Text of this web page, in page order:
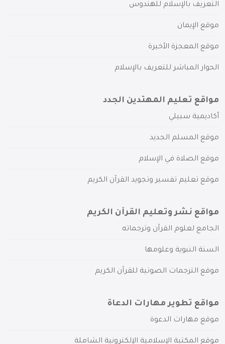
التعريف بالإسلام للهندوس
موقع الإيمان
موقع المعجزة الأخيرة
الحوار المباشر للتعريف بالإسلام
مواقع تعليم المهتدين الجدد
أكاديمية سبيلي
موقع المسلم الجديد
موقع الصلاة في الإسلام
موقع تعليم تفسير وتجويد القرآن الكريم
مواقع نشر وتعليم القرآن الكريم
الجامع لعلوم القرآن وترجماته
السنة النبوية وعلومها
موقع الترجمات الصوتية للقرآن الكريم
مواقع تطوير مهارات الدعاة
موقع مهارات الدعوة
موقع المكتبة الإسلامية الإلكترونية الشاملة